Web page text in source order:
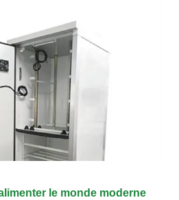
le monde moderne